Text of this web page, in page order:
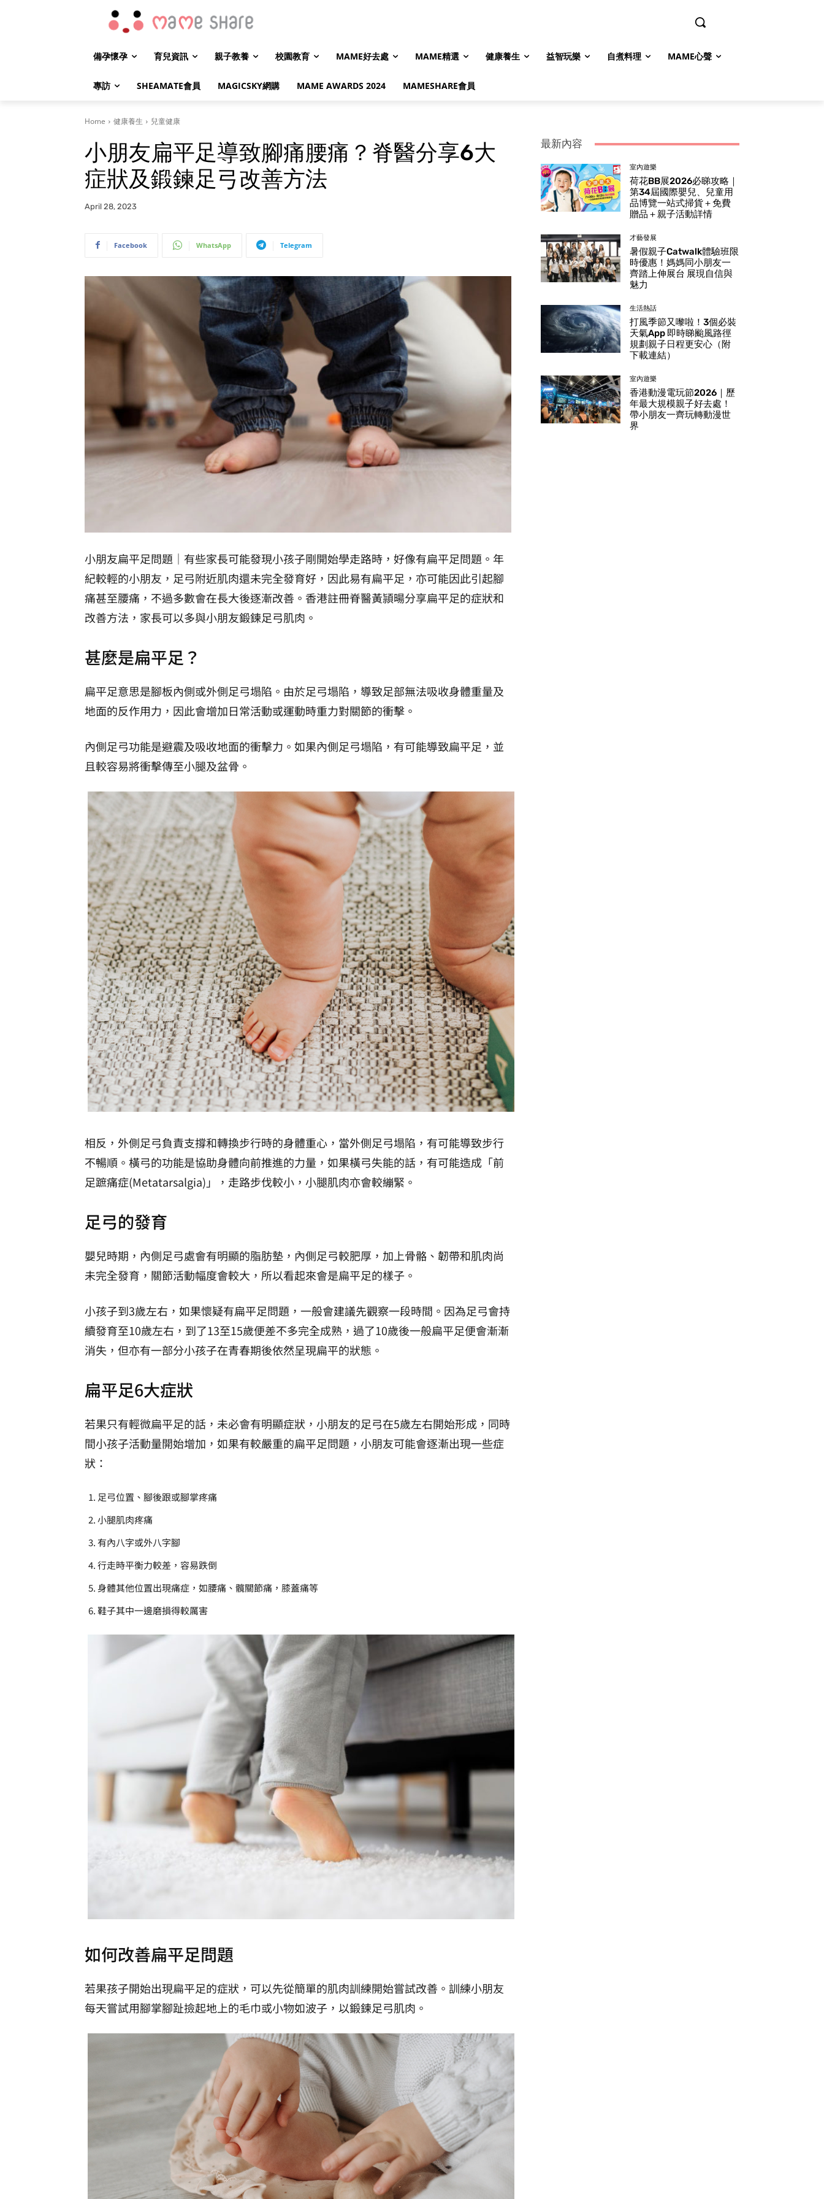
備孕懷孕 育兒資訊 親子教養 校園教育 MAME好去處 MAME精選 健康養生 益智玩樂 自煮料理 MAME心聲
專訪 SHEAMATE會員 MAGICSKY網購 MAME AWARDS 2024 MAMESHARE會員
Home 健康養生 兒童健康
小朋友扁平足導致腳痛腰痛？脊醫分享6大
症狀及鍛鍊足弓改善方法
April 28, 2023
Facebook WhatsApp Telegram
小朋友扁平足問題｜有些家長可能發現小孩子剛開始學走路時，好像有扁平足問題。年
紀較輕的小朋友，足弓附近肌肉還未完全發育好，因此易有扁平足，亦可能因此引起腳
痛甚至腰痛，不過多數會在長大後逐漸改善。香港註冊脊醫黃頴暘分享扁平足的症狀和
改善方法，家長可以多與小朋友鍛鍊足弓肌肉。
甚麼是扁平足？
扁平足意思是腳板內側或外側足弓塌陷。由於足弓塌陷，導致足部無法吸收身體重量及
地面的反作用力，因此會增加日常活動或運動時重力對關節的衝擊。
內側足弓功能是避震及吸收地面的衝擊力。如果內側足弓塌陷，有可能導致扁平足，並
且較容易將衝擊傳至小腿及盆骨。
相反，外側足弓負責支撐和轉換步行時的身體重心，當外側足弓塌陷，有可能導致步行
不暢順。橫弓的功能是協助身體向前推進的力量，如果橫弓失能的話，有可能造成「前
足蹠痛症(Metatarsalgia)」，走路步伐較小，小腿肌肉亦會較繃緊。
足弓的發育
嬰兒時期，內側足弓處會有明顯的脂肪墊，內側足弓較肥厚，加上骨骼、韌帶和肌肉尚
未完全發育，關節活動幅度會較大，所以看起來會是扁平足的樣子。
小孩子到3歲左右，如果懷疑有扁平足問題，一般會建議先觀察一段時間。因為足弓會持
續發育至10歲左右，到了13至15歲便差不多完全成熟，過了10歲後一般扁平足便會漸漸
消失，但亦有一部分小孩子在青春期後依然呈現扁平的狀態。
扁平足6大症狀
若果只有輕微扁平足的話，未必會有明顯症狀，小朋友的足弓在5歲左右開始形成，同時
間小孩子活動量開始增加，如果有較嚴重的扁平足問題，小朋友可能會逐漸出現一些症
狀：
足弓位置、腳後跟或腳掌疼痛
小腿肌肉疼痛
有內八字或外八字腳
行走時平衡力較差，容易跌倒
身體其他位置出現痛症，如腰痛、髖關節痛，膝蓋痛等
鞋子其中一邊磨損得較厲害
如何改善扁平足問題
若果孩子開始出現扁平足的症狀，可以先從簡單的肌肉訓練開始嘗試改善。訓練小朋友
每天嘗試用腳掌腳趾撿起地上的毛巾或小物如波子，以鍛鍊足弓肌肉。
最新內容
室內遊樂
荷花BB展2026必睇攻略｜
第34屆國際嬰兒、兒童用
品博覽一站式掃貨＋免費
贈品＋親子活動詳情
才藝發展
暑假親子Catwalk體驗班限
時優惠！媽媽同小朋友一
齊踏上伸展台 展現自信與
魅力
生活熱話
打風季節又嚟啦！3個必裝
天氣App 即時睇颱風路徑
規劃親子日程更安心（附
下載連結）
室內遊樂
香港動漫電玩節2026｜歷
年最大規模親子好去處！
帶小朋友一齊玩轉動漫世
界